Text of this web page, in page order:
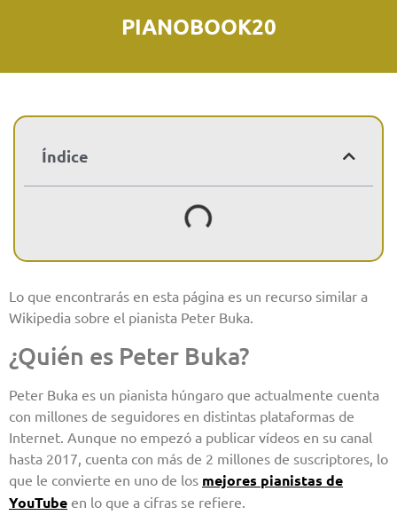
PIANOBOOK20
Índice
Lo que encontrarás en esta página es un recurso similar a
Wikipedia sobre el pianista Peter Buka.
¿Quién es Peter Buka?
Peter Buka es un pianista húngaro que actualmente cuenta
con millones de seguidores en distintas plataformas de
Internet. Aunque no empezó a publicar vídeos en su canal
hasta 2017, cuenta con más de 2 millones de suscriptores, lo
que le convierte en uno de los mejores pianistas de
YouTube en lo que a cifras se refiere.